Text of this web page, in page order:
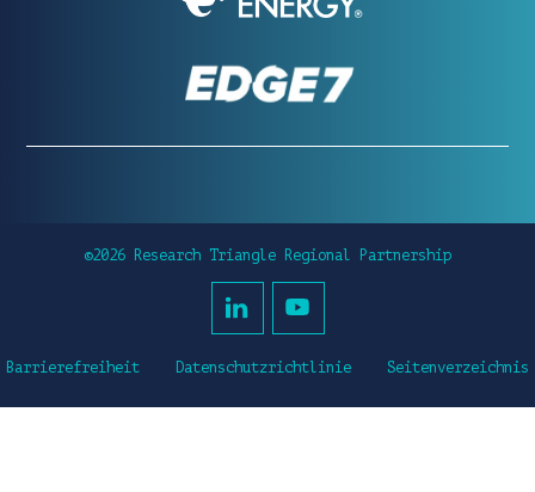
©2026 Research Triangle Regional Partnership
Barrierefreiheit Datenschutzrichtlinie Seitenverzeichnis